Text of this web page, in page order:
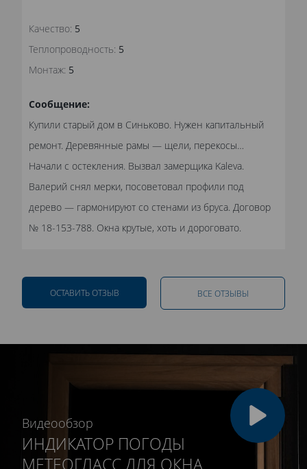
Качество: 5
Теплопроводность: 5
Монтаж: 5
Сообщение:
Купили старый дом в Синьково. Нужен капитальный
ремонт. Деревянные рамы — щели, перекосы…
Начали с остекления. Вызвал замерщика Kaleva.
Валерий снял мерки, посоветовал профили под
дерево — гармонируют со стенами из бруса. Договор
№ 18-153-788. Окна крутые, хоть и дороговато.
ОСТАВИТЬ ОТЗЫВ ВСЕ ОТЗЫВЫ
Видеообзор
ИНДИКАТОР ПОГОДЫ
МЕТЕОГЛАСС ДЛЯ ОКНА